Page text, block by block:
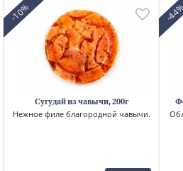
-10%
Сугудай из чавычи, 200г
Нежное филе благородной чавычи.
-